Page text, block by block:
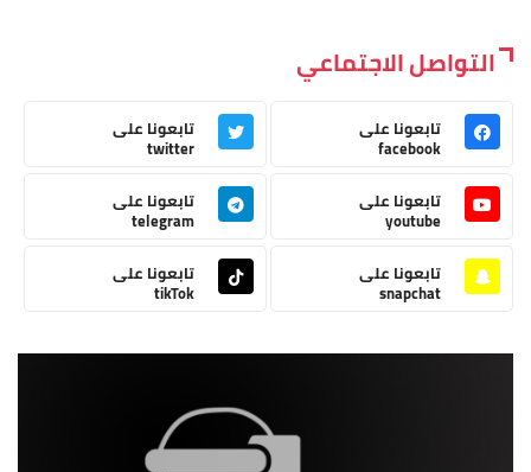
التواصل الاجتماعي
تابعونا على
facebook
تابعونا على
twitter
تابعونا على
youtube
تابعونا على
telegram
تابعونا على
snapchat
تابعونا على
tikTok